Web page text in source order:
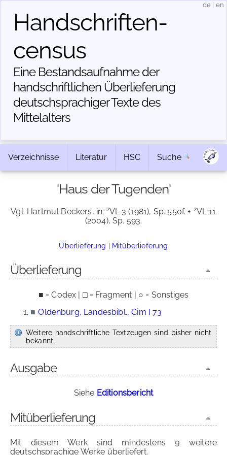
Handschriften­
census
Eine Bestandsaufnahme der
handschriftlichen Über­lieferung
deutschsprachiger Texte des
Mittelalters
de en
Verzeichnisse Literatur HSC Suche
'Haus der Tugenden'
Vgl. Hartmut Beckers, in: 2VL 3 (1981), Sp. 550f. + 2VL 11
(2004), Sp. 593.
Überlieferung | Mitüberlieferung
Überlieferung
■ = Codex | □ = Fragment | ○ = Sonstiges
■ Oldenburg, Landesbibl., Cim I 73
Weitere handschriftliche Textzeugen sind bisher nicht
bekannt.
Ausgabe
Siehe Editionsbericht
Mitüberlieferung
Mit diesem Werk sind mindestens 9 weitere
deutschsprachige Werke überliefert.